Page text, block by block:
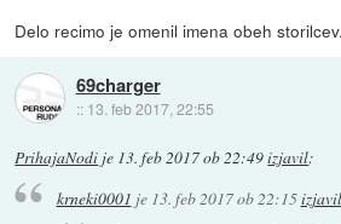
Delo recimo je omenil imena obeh
69charger
:: 13. feb 2017, 22:55
PrihajaNodi je 13. feb 2017 ob 22:49izjavil:
krneki0001 je 13. feb 2017 ob 22:15izjavil